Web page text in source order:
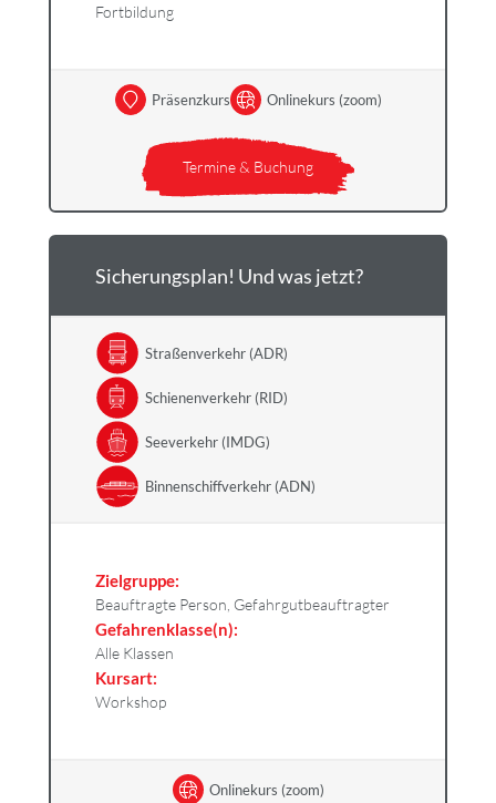
Fortbildung
Termine & Buchung
Präsenzkurs Onlinekurs (zoom)
Sicherungsplan! Und was jetzt?
Straßenverkehr (ADR)
Schienenverkehr (RID)
Seeverkehr (IMDG)
Binnenschiffverkehr (ADN)
Zielgruppe:
Beauftragte Person, Gefahrgutbeauftragter
Gefahrenklasse(n):
Alle Klassen
Kursart:
Workshop
Onlinekurs (zoom)